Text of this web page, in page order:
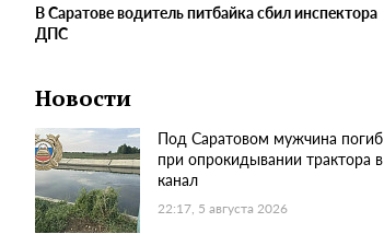
В Саратове водитель питбайка сбил инспектора
ДПС
Новости
Под Саратовом мужчина погиб
при опрокидывании трактора в
канал
22:17, 5 августа 2026